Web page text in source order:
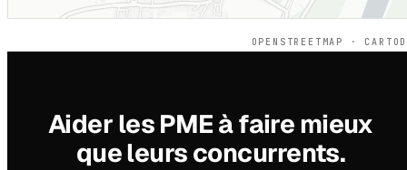
OPENSTREETMAP ·
Aider les PME à faire mieux
que leurs concurrents.